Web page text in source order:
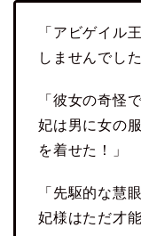
「アビゲイル
しませんでした
「彼女の奇怪
妃は男に女の
を着せた！」
「先駆的な慧
妃様はただ才